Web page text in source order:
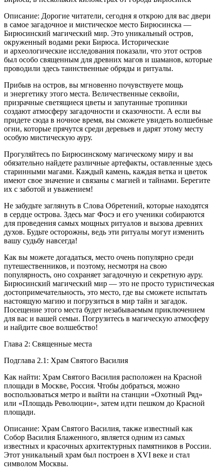
Описание: Дорогие читатели, сегодня я открою для вас двери
в самое загадочное и мистическое место Бирюсинска —
Бирюсинский магический мир. Это уникальный остров,
окруженный водами реки Бирюса. Исторические
и археологические исследования показали, что этот остров
был особо священным для древних магов и шаманов, которые
проводили здесь таинственные обряды и ритуалы.
Прибыв на остров, вы мгновенно почувствуете мощь
и энергетику этого места. Величественные секвойи,
призрачные светящиеся цветы и запутанные тропинки
создают атмосферу загадочности и сказочности. А если вы
придете сюда в ночное время, вы сможете увидеть волшебные
огни, которые прячутся среди деревьев и дарят этому месту
особую мистическую ауру.
Прогуляйтесь по Бирюсинскому магическому миру и вы
обязательно найдете различные артефакты, оставленные здесь
старинными магами. Каждый камень, каждая ветка и цветок
имеют свое значение и связаны с магией и тайнами. Берегите
их с заботой и уважением!
Не забудьте заглянуть в Слова Обретений, которые находятся
в сердце острова. Здесь маг Фосэ и его ученики собираются
для проведения самых мощных ритуалов и вызова древних
духов. Будьте осторожны, ведь эти ритуалы могут изменить
вашу судьбу навсегда!
Как вы можете догадаться, место очень популярно среди
путешественников, и поэтому, несмотря на свою
популярность, оно сохраняет загадочную и секретную ауру.
Бирюсинский магический мир — это не просто туристическая
достопримечательность, это место, где вы сможете испытать
настоящую магию и погрузиться в мир тайн и загадок.
Посещение этого места будет незабываемым приключением
для вас и вашей семьи. Погрузитесь в магическую атмосферу
и найдите свое волшебство!
Глава 2: Священные места
Подглава 2.1: Храм Святого Василия
Как найти: Храм Святого Василия расположен на Красной
площади в Москве, Россия. Чтобы добраться, можно
воспользоваться метро и выйти на станции «Охотный Ряд»
или «Площадь Революции», затем идти пешком до Красной
площади.
Описание: Храм Святого Василия, также известный как
Собор Василия Блаженного, является одним из самых
известных и красочных архитектурных памятников в России.
Этот уникальный храм был построен в XVI веке и стал
символом Москвы.